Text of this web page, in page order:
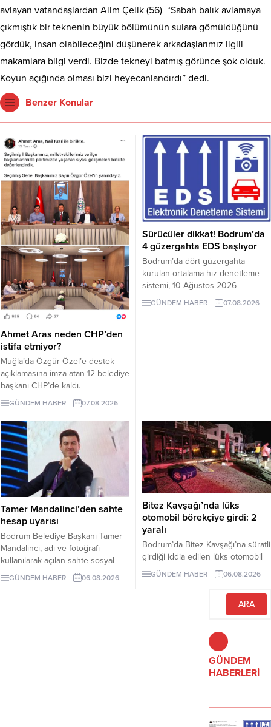
avlayan vatandaşlardan Alim Çelik (56) “Sabah balık avlamaya
çıkmıştık bir teknenin büyük bölümünün sulara gömüldüğünü
gördük, insan olabileceğini düşünerek arkadaşlarımız ilgili
makamlara bilgi verdi. Bizde tekneyi batmış görünce şok olduk.
Koyun açığında olması bizi heyecanlandırdı” dedi.
Benzer Konular
Ahmet Aras neden CHP’den
istifa etmiyor?
Muğla’da Özgür Özel’e destek
açıklamasına imza atan 12 belediye
başkanı CHP’de kaldı.
Milletvekilleri Yeni Parti’ye
geçerken belediye başkanlarının
tutumu ve CHP yönetiminin
sessizliği tartışılıyor.
GÜNDEM HABER 07.08.2026
Sürücüler dikkat! Bodrum’da
4 güzergahta EDS başlıyor
Bodrum’da dört güzergahta
kurulan ortalama hız denetleme
sistemi, 10 Ağustos 2026
Pazartesi günü devreye girecek.
İşte EDS uygulanacak yollar.
GÜNDEM HABER 07.08.2026
Tamer Mandalinci’den sahte
hesap uyarısı
Bodrum Belediye Başkanı Tamer
Mandalinci, adı ve fotoğrafı
kullanılarak açılan sahte sosyal
medya hesaplarına karşı uyarıda
bulundu. Mandalinci, tek resmî
GÜNDEM HABER 06.08.2026
Bitez Kavşağı’nda lüks
otomobil börekçiye girdi: 2
yaralı
Bodrum’da Bitez Kavşağı’na süratli
girdiği iddia edilen lüks otomobil
börekçiye girdi. Kazada sürücü ve
GÜNDEM HABER 06.08.2026
GÜNDEM
HABERLERİ